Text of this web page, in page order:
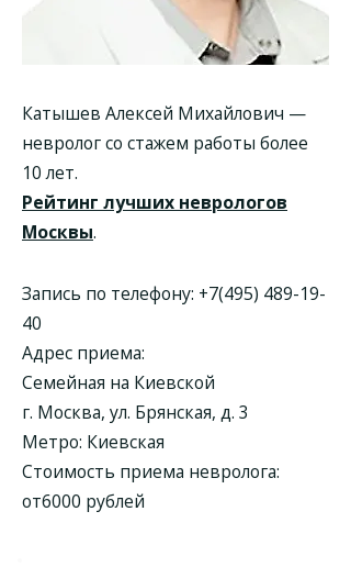
Катышев Алексей Михайлович —
невролог со стажем работы более
10 лет.
Рейтинг лучших неврологов
Москвы.
Запись по телефону: +7(495) 489-19-
40
Адрес приема:
Семейная на Киевской
г. Москва, ул. Брянская, д. 3
Метро: Киевская
Стоимость приема невролога:
от6000 рублей